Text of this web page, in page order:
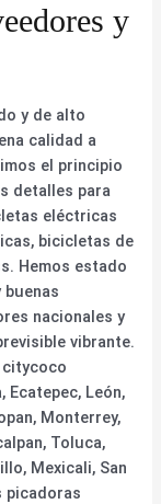
y
y de alto
calidad a
el principio
detalles para
eléctricas
bicicletas de
Hemos estado
nacionales y
vibrante.
Ecatepec, León,
Monterrey,
Toluca,
Mexicali, San
picadoras